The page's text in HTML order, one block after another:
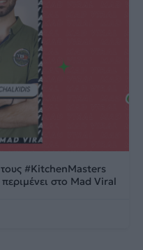
#KitchenMasters
στο Mad Viral